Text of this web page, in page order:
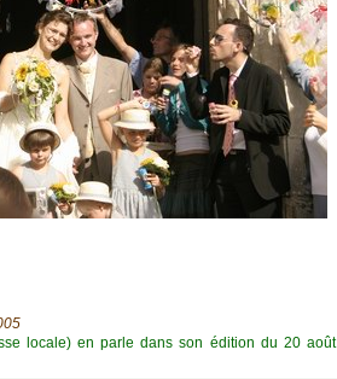
locale) en parle dans son édition du 20 août